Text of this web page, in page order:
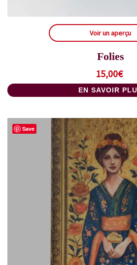
Voir un aperçu
Folies
15,00€
EN SAVOIR
Save